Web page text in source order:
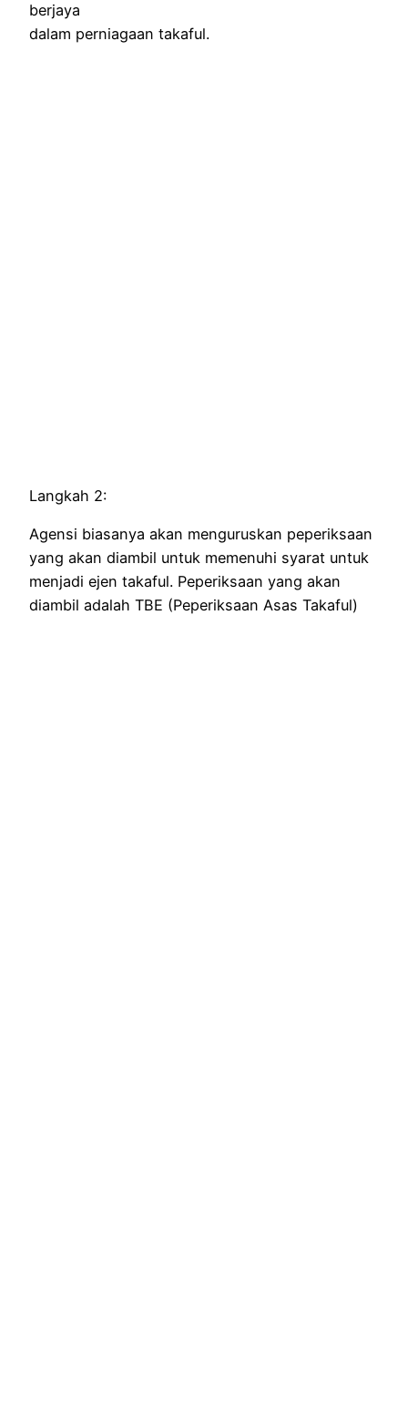
berjaya
dalam perniagaan takaful.
Langkah 2:
Agensi biasanya akan menguruskan peperiksaan
yang akan diambil untuk memenuhi syarat untuk
menjadi ejen takaful. Peperiksaan yang akan
diambil adalah TBE (Peperiksaan Asas Takaful)